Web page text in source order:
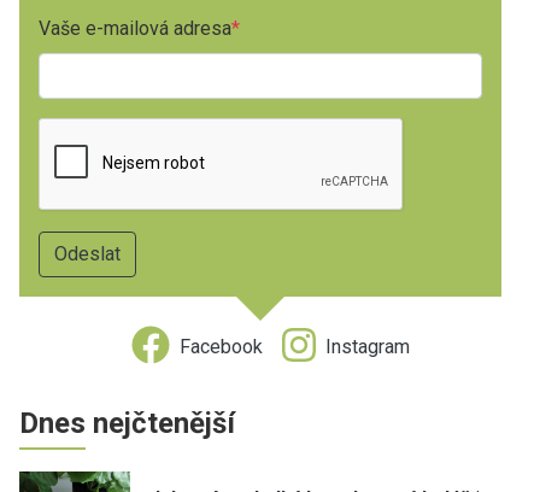
Vaše e-mailová adresa
Facebook Instagram
Dnes nejčtenější